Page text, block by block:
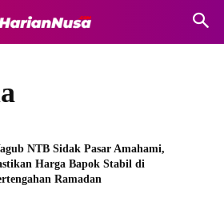
NTB Sidak Pasar Amahami,
Harga Bapok Stabil di
Ramadan